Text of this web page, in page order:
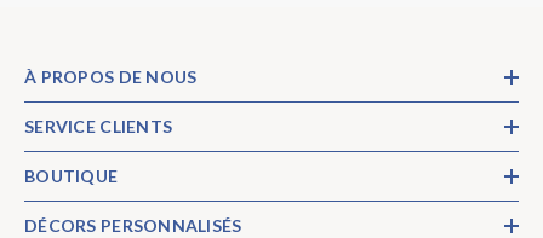
À PROPOS DE NOUS
SERVICE CLIENTS
BOUTIQUE
DÉCORS PERSONNALISÉS